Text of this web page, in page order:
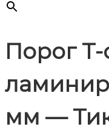
Порог
мм —